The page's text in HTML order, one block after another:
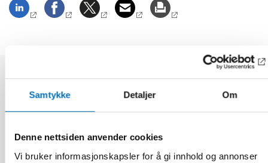
Samtykke Detaljer Om
Denne nettsiden anvender cookies
Vi bruker informasjonskapsler for å gi innhold og annonser
Relaterte nyheter